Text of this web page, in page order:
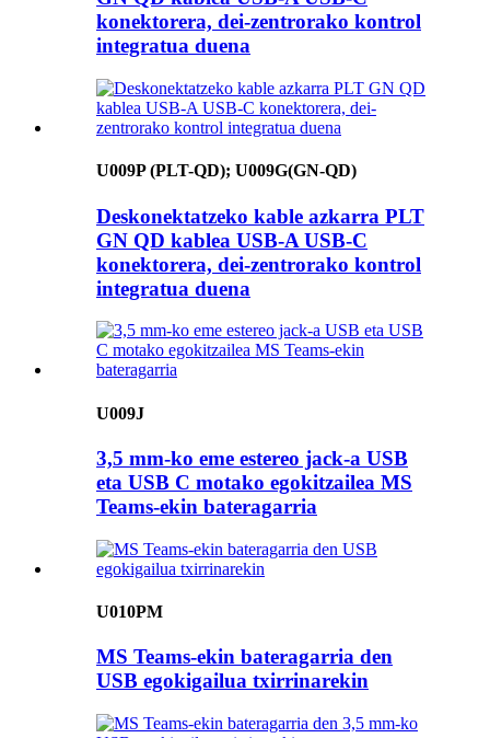
konektorera, dei-zentrorako kontrol
integratua duena
U009P (PLT-QD); U009G(GN-QD)
Deskonektatzeko kable azkarra PLT
GN QD kablea USB-A USB-C
konektorera, dei-zentrorako kontrol
integratua duena
U009J
3,5 mm-ko eme estereo jack-a USB
eta USB C motako egokitzailea MS
Teams-ekin bateragarria
U010PM
MS Teams-ekin bateragarria den
USB egokigailua txirrinarekin